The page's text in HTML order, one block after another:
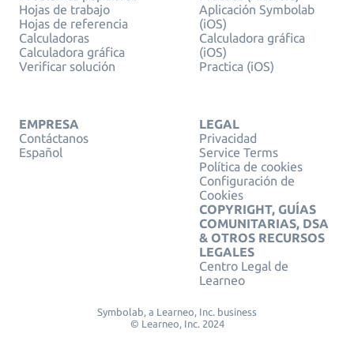
Hojas de trabajo
Hojas de referencia
Calculadoras
Calculadora gráfica
Verificar solución
Aplicación Symbolab
(iOS)
Calculadora gráfica
(iOS)
Practica (iOS)
EMPRESA
Contáctanos
Español
LEGAL
Privacidad
Service Terms
Política de cookies
Configuración de
Cookies
COPYRIGHT, GUÍAS
COMUNITARIAS, DSA
& OTROS RECURSOS
LEGALES
Centro Legal de
Learneo
Symbolab, a Learneo, Inc. business
© Learneo, Inc. 2024